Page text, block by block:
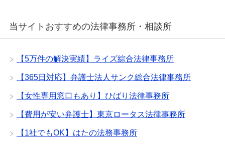
当サイトおすすめの法律事務所・相談所
【5万件の解決実績】ライズ綜合法律事務所
【365日対応】弁護士法人サンク総合法律事務所
【女性専用窓口もあり】ひばり法律事務所
【費用が安い弁護士】東京ロータス法律事務所
【1社でもOK】はたの法務事務所